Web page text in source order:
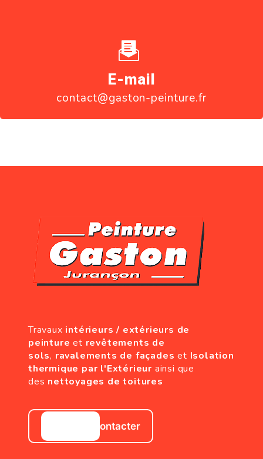
E-mail
contact@gaston-peinture.fr
Travaux intérieurs / extérieurs de
peinture et revêtements de
sols, ravalements de façades et Isolation
thermique par l'Extérieur ainsi que
des nettoyages de toitures
Nous contacter